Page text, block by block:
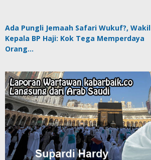
Ada Pungli Jemaah Safari Wukuf?, Wakil
Kepala BP Haji: Kok Tega Memperdaya
Orang…